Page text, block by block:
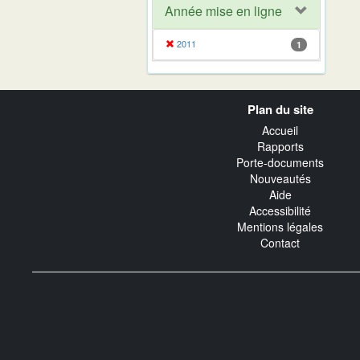
Année mise en ligne
2011 1
Plan du site
Accueil
Rapports
Porte-documents
Nouveautés
Aide
Accessibilité
Mentions légales
Contact